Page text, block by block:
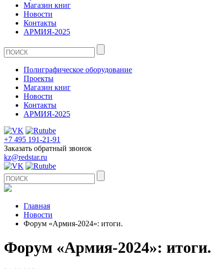
Магазин книг
Новости
Контакты
АРМИЯ-2025
Полиграфическое оборудование
Проекты
Магазин книг
Новости
Контакты
АРМИЯ-2025
+7 495 191-21-91
Заказать обратный звонок
kz@redstar.ru
Главная
Новости
Форум «Армия-2024»: итоги.
Форум «Армия-2024»: итоги.